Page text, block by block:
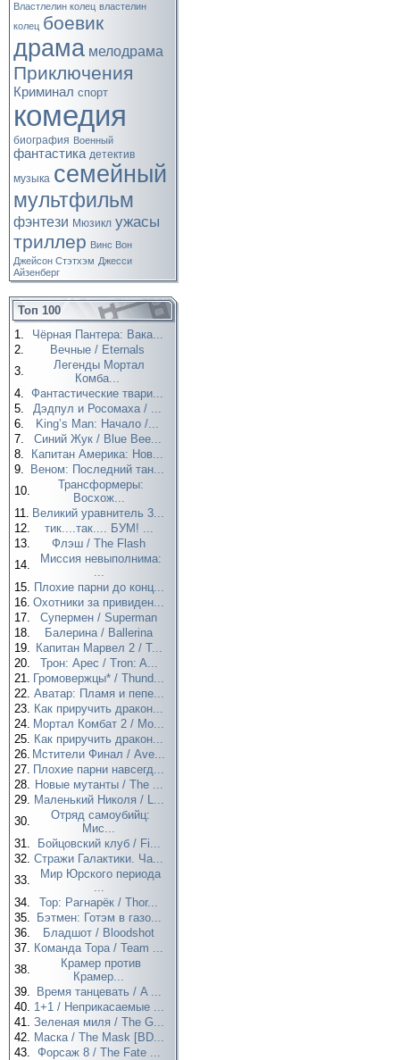
Властлелин колец властелин
колец боевик
драма мелодрама
Приключения
Криминал спорт
комедия
биография Военный
фантастика детектив
музыка семейный
мультфильм
фэнтези Мюзикл ужасы
триллер Винс Вон
Джейсон Стэтхэм Джесси
Айзенберг
Топ 100
1.
Чёрная Пантера: Вака...
2.
Вечные / Eternals
3.
Легенды Мортал
Комба...
4. Фантастические твари...
5.
Дэдпул и Росомаха / ...
6.
King’s Man: Начало /...
7.
Синий Жук / Blue Bee...
8.
Капитан Америка: Нов...
9.
Веном: Последний тан...
10.
Трансформеры:
Восхож...
11. Великий уравнитель 3...
12.
тик....так.... БУМ! ...
13.
Флэш / The Flash
14.
Миссия невыполнима:
...
15. Плохие парни до конц...
16. Охотники за привиден...
17.
Супермен / Superman
18.
Балерина / Ballerina
19. Капитан Марвел 2 / T...
20.
Трон: Арес / Tron: A...
21. Громовержцы* / Thund...
22. Аватар: Пламя и пепе...
23. Как приручить дракон...
24. Мортал Комбат 2 / Mo...
25. Как приручить дракон...
26. Мстители Финал / Ave...
27. Плохие парни навсегд...
28. Новые мутанты / The ...
29. Маленький Николя / L...
30.
Отряд самоубийц:
Мис...
31.
Бойцовский клуб / Fi...
32. Стражи Галактики. Ча...
33.
Мир Юрского периода
...
34.
Тор: Рагнарёк / Thor...
35.
Бэтмен: Готэм в газо...
36.
Бладшот / Bloodshot
37. Команда Тора / Team ...
38.
Крамер против
Крамер...
39.
Время танцевать / A ...
40. 1+1 / Неприкасаемые ...
41. Зеленая миля / The G...
42. Маска / The Mask [BD...
43. Форсаж 8 / The Fate ...